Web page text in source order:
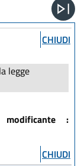
CHIUDI
legge
:
CHIUDI